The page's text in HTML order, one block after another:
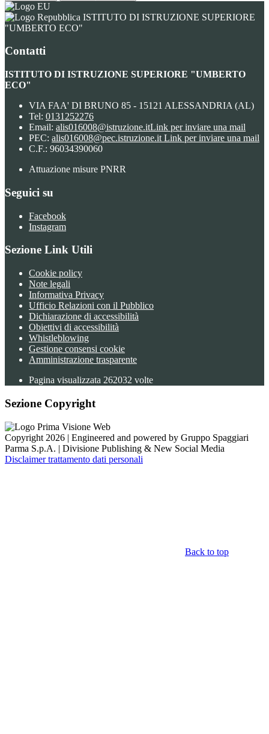
ISTITUTO DI ISTRUZIONE SUPERIORE
"UMBERTO ECO"
Contatti
ISTITUTO DI ISTRUZIONE SUPERIORE "UMBERTO
ECO"
VIA FAA' DI BRUNO 85 - 15121 ALESSANDRIA (AL)
Tel: 0131252276
Email: alis016008@istruzione.itLink per inviare una mail
PEC: alis016008@pec.istruzione.it Link per inviare una mail
C.F.: 96034390060
Attuazione misure PNRR
Seguici su
Facebook
Instagram
Sezione Link Utili
Cookie policy
Note legali
Informativa Privacy
Ufficio Relazioni con il Pubblico
Dichiarazione di accessibilità
Obiettivi di accessibilità
Whistleblowing
Gestione consensi cookie
Amministrazione trasparente
Pagina visualizzata 262032 volte
Sezione Copyright
Copyright 2026 | Engineered and powered by Gruppo Spaggiari
Parma S.p.A. | Divisione Publishing & New Social Media
Disclaimer trattamento dati personali
Back to top